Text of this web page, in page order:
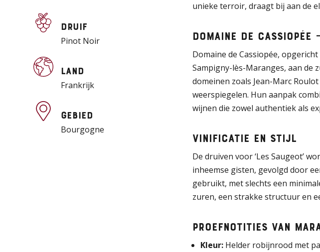
Druif
Pinot Noir
Land
Frankrijk
Gebied
Bourgogne
unieke terroir, draagt bij aan de
Domaine de
Domaine de Cassiopée,
Sampigny-lès-Maranges, aan de
domeinen zoals Jean-Marc
weerspiegelen. Hun aanpak
wijnen die zowel authentiek als
Vinificatie en stijl
De druiven voor ‘Les Saugeot’
inheemse gisten, gevolgd door
gebruikt, met slechts een
zuren, een strakke structuur en
Proefnotities van
Kleur: Helder robijnrood met